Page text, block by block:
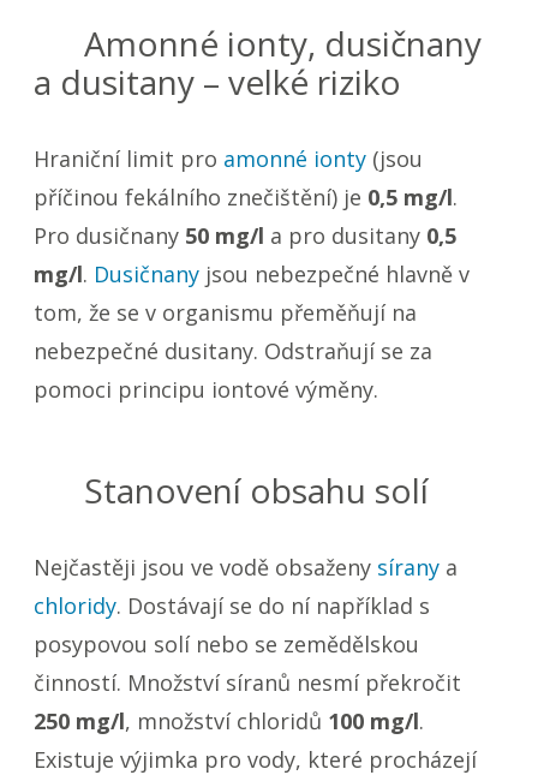
Amonné ionty, dusičnany
a dusitany – velké riziko
Hraniční limit pro amonné ionty (jsou
příčinou fekálního znečištění) je 0,5 mg/l.
Pro dusičnany 50 mg/l a pro dusitany 0,5
mg/l. Dusičnany jsou nebezpečné hlavně v
tom, že se v organismu přeměňují na
nebezpečné dusitany. Odstraňují se za
pomoci principu iontové výměny.
Stanovení obsahu solí
Nejčastěji jsou ve vodě obsaženy sírany a
chloridy. Dostávají se do ní například s
posypovou solí nebo se zemědělskou
činností. Množství síranů nesmí překročit
250 mg/l, množství chloridů 100 mg/l.
Existuje výjimka pro vody, které procházejí